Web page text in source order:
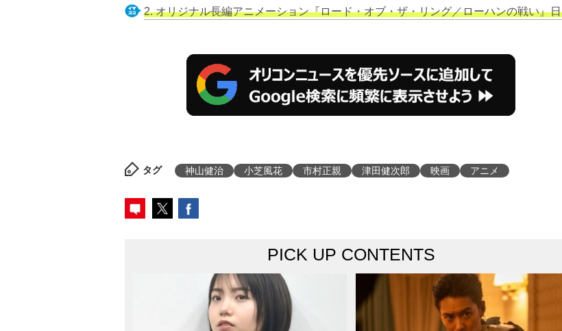
2. オリジナル長編アニメーション『ロード・オブ・ザ・リング／ローハンの戦い』日本版ポスタービジュアル完成
タグ 神山健治 小芝風花 市村正親 津田健次郎 映画 アニメ
PICK UP CONTENTS